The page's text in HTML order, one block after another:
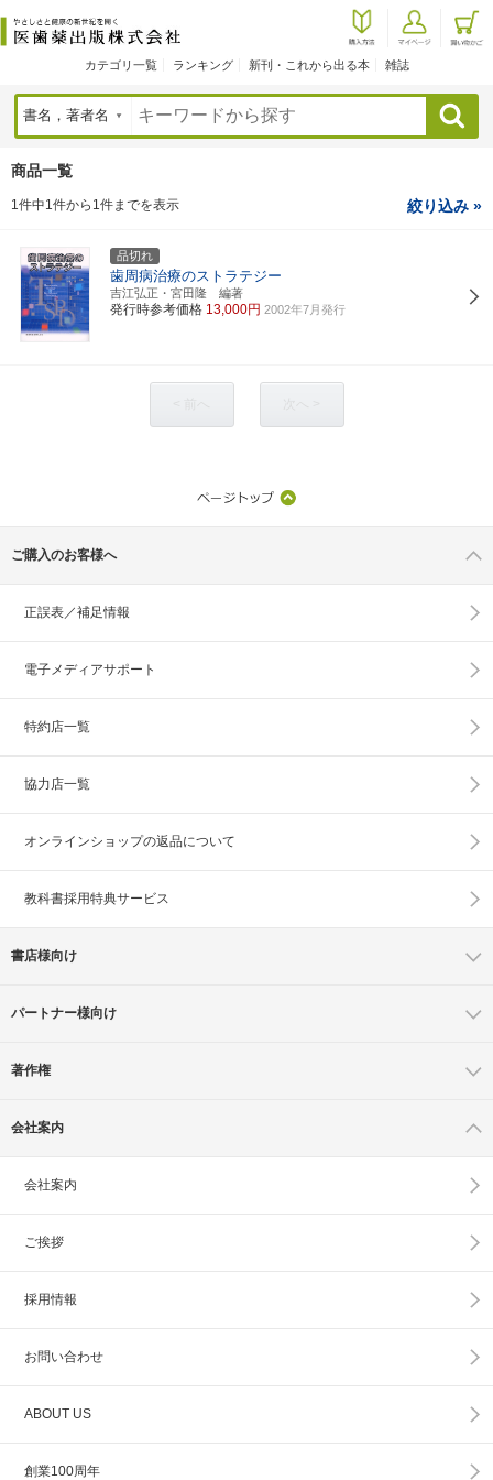
カテゴリ一覧 ランキング 新刊・これから出る本 雑誌
検索
商品一覧
1件中1件から1件までを表示 絞り込み »
品切れ
歯周病治療のストラテジー
吉江弘正・宮田隆 編著
発行時参考価格 13,000円 2002年7月発行
ご購入のお客様へ
正誤表／補足情報
電子メディアサポート
特約店一覧
協力店一覧
オンラインショップの返品について
教科書採用特典サービス
書店様向け
パートナー様向け
著作権
会社案内
会社案内
ご挨拶
採用情報
お問い合わせ
ABOUT US
創業100周年